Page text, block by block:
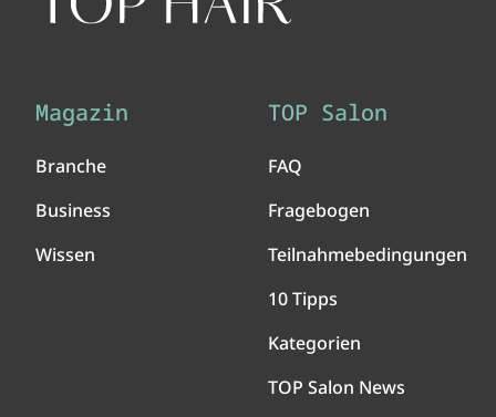
Magazin
Branche
Business
Wissen
TOP Salon
FAQ
Fragebogen
Teilnahmebedingungen
10 Tipps
Kategorien
TOP Salon News